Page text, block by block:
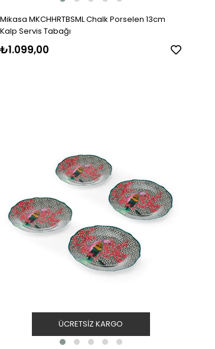
Mikasa MKCHHRTBSML Chalk Porselen 13cm
Kalp Servis Tabağı
₺1.099,00
ÜCRETSIZ KARGO